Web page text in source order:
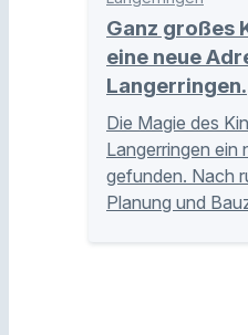
Ganz großes
eine neue
Langerringen.
Die Magie des
Langerringen ein
gefunden. Nach
Planung und